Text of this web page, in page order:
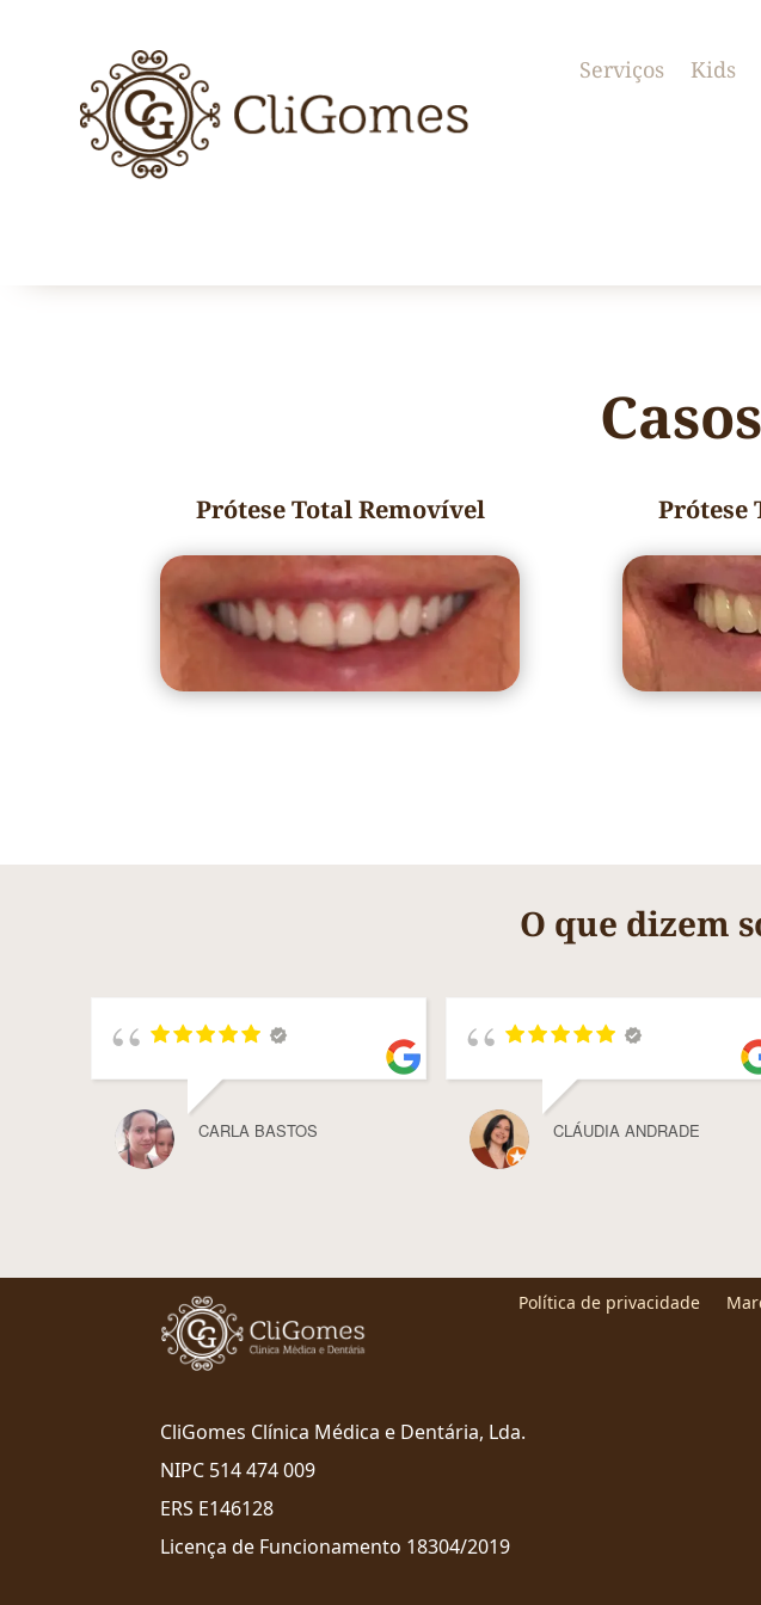
Serviços Kids
Prótese Total Removível Prótese
O que dizem
CARLA BASTOS CLÁUDIA ANDRADE
Política de privacidade
CliGomes Clínica Médica e Dentária, Lda.
NIPC 514 474 009
ERS E146128
Licença de Funcionamento 18304/2019